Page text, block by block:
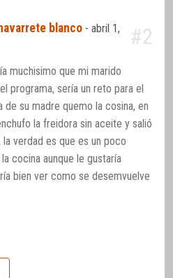
blanco -abril 1,
#2
muchisimo que mi marido
programa, sería un reto para el
de su madre quemo la cosina, en
la freidora sin aceite y salió
verdad es que es un poco
cocina aunque le gustaría
bien ver como se desemvuelve